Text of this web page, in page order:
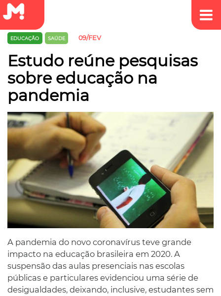
EDUCAÇÃO SAÚDE 09/FEV
Estudo reúne pesquisas
sobre educação na
pandemia
A pandemia do novo coronavírus teve grande
impacto na educação brasileira em 2020. A
suspensão das aulas presenciais nas escolas
públicas e particulares evidenciou uma série de
desigualdades, deixando, inclusive, estudantes sem